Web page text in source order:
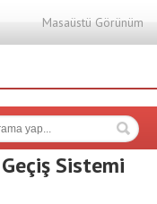
Masaüstü Görünüm
Sistemi